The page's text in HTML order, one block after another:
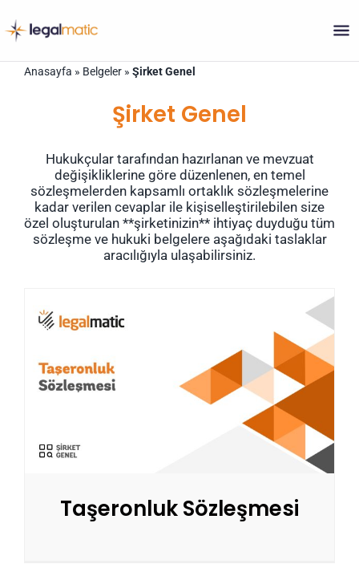
SkipAnasayfa » Belgeler» Şirket Genel
Şirket Genel
Hukukçular tarafından hazırlanan ve mevzuat
değişikliklerine göre düzenlenen, en temel
sözleşmelerden kapsamlı ortaklık sözleşmelerine
kadar verilen cevaplar ile kişiselleştirilebilen size
özel oluşturulan **şirketinizin** ihtiyaç duyduğu tüm
sözleşme ve hukuki belgelere aşağıdaki taslaklar
aracılığıyla ulaşabilirsiniz.
Taşeronluk Sözleşmesi